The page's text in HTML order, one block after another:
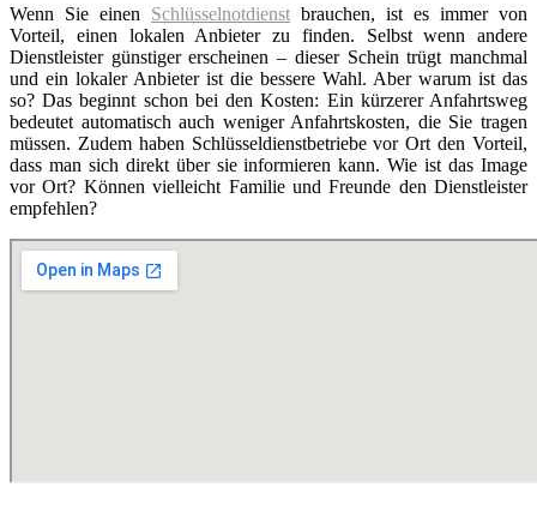
Wenn Sie einen Schlüsselnotdienst brauchen, ist es immer von
Vorteil, einen lokalen Anbieter zu finden. Selbst wenn andere
Dienstleister günstiger erscheinen – dieser Schein trügt manchmal
und ein lokaler Anbieter ist die bessere Wahl. Aber warum ist das
so? Das beginnt schon bei den Kosten: Ein kürzerer Anfahrtsweg
bedeutet automatisch auch weniger Anfahrtskosten, die Sie tragen
müssen. Zudem haben Schlüsseldienstbetriebe vor Ort den Vorteil,
dass man sich direkt über sie informieren kann. Wie ist das Image
vor Ort? Können vielleicht Familie und Freunde den Dienstleister
empfehlen?